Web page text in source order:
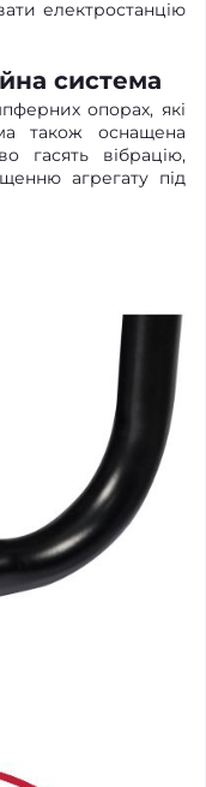
електростанцію
система
опорах, які
також оснащена
гасять вібрацію,
агрегату під